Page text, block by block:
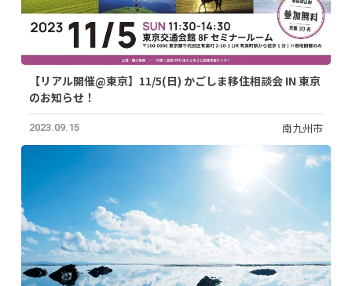
【リアル開催@東京】11/5(日) かごしま移住相談会 IN 東京
のお知らせ！
2023.09.15 南九州市